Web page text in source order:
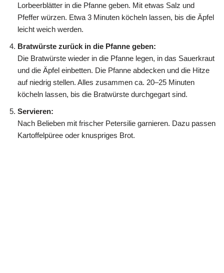
Lorbeerblätter in die Pfanne geben. Mit etwas Salz und
Pfeffer würzen. Etwa 3 Minuten köcheln lassen, bis die Äpfel
leicht weich werden.
Bratwürste zurück in die Pfanne geben:
Die Bratwürste wieder in die Pfanne legen, in das Sauerkraut
und die Äpfel einbetten. Die Pfanne abdecken und die Hitze
auf niedrig stellen. Alles zusammen ca. 20–25 Minuten
köcheln lassen, bis die Bratwürste durchgegart sind.
Servieren:
Nach Belieben mit frischer Petersilie garnieren. Dazu passen
Kartoffelpüree oder knuspriges Brot.